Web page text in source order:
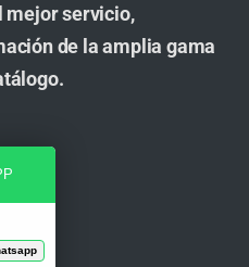
mejor servicio,
de la amplia gama